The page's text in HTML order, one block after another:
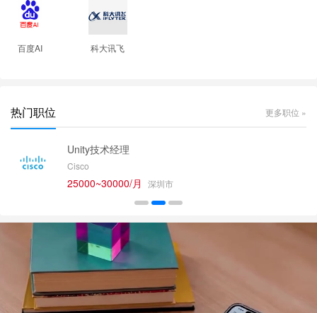
百度AI 科大讯飞
热门职位 更多职位 »
Unity技术经理
Cisco
25000~30000/月 深圳市